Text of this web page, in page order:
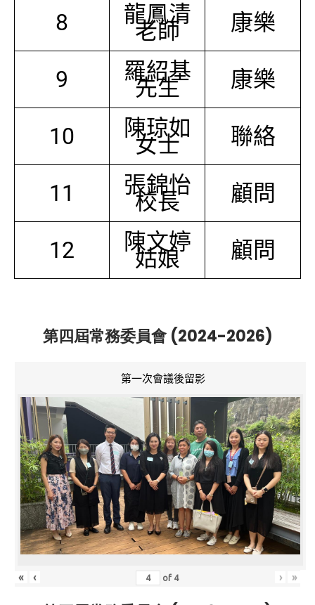
8 龍鳳清
老師 康樂
9 羅紹基
先生 康樂
10 陳琼如
女士 聯絡
11 張錦怡
校長 顧問
12 陳文婷
姑娘 顧問
第四屆常務委員會 (2024-2026)
第一次會議後留影
« ‹ of 4 › »